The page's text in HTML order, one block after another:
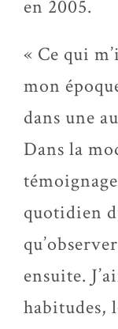
en 2005.
« Ce qui
mon
dans une
Dans la
quotidien
ensuite.
habitudes,